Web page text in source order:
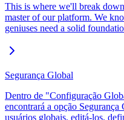
This is where we'll break
master of our platform. We
geniuses need a solid
Segurança Global
Dentro de "Configuração
encontrará a opção
usuários globais, editá-los,